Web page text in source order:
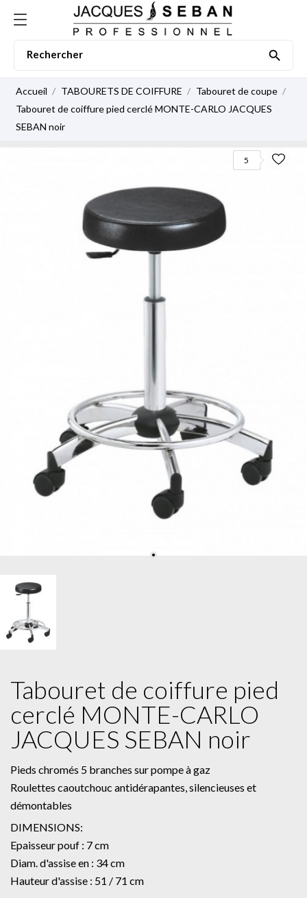

Accueil TABOURETS DE COIFFURE
Tabouret de coupe
Tabouret de coiffure pied cerclé MONTE-CARLO JACQUES
SEBAN noir
5
Tabouret de coiffure pied
cerclé MONTE-CARLO
JACQUES SEBAN noir
Pieds chromés 5 branches sur pompe à gaz
Roulettes caoutchouc antidérapantes, silencieuses et
démontables
DIMENSIONS:
Epaisseur pouf : 7 cm
Diam. d'assise en : 34 cm
Hauteur d'assise : 51 / 71 cm